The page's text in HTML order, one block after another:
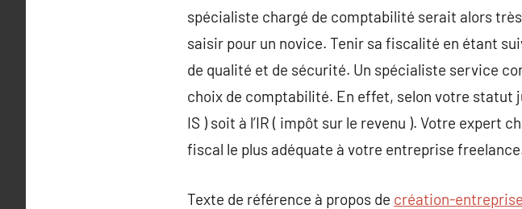
spécialiste chargé de comptabilité serait alors
saisir pour un novice. Tenir sa fiscalité en étant
de qualité et de sécurité. Un spécialiste service
choix de comptabilité. En effet, selon votre statut
IS ) soit à l’IR ( impôt sur le revenu ). Votre expert
fiscal le plus adéquate à votre entreprise
Texte de référence à propos de création-entreprise